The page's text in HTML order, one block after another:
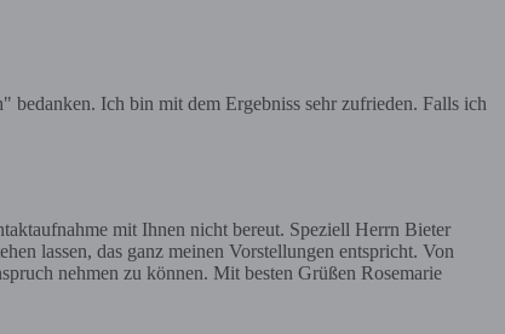
bedanken. Ich bin mit dem Ergebniss sehr zufrieden. Falls ich
mit Ihnen nicht bereut. Speziell Herrn Bieter
lassen, das ganz meinen Vorstellungen entspricht. Von
nehmen zu können. Mit besten Grüßen Rosemarie